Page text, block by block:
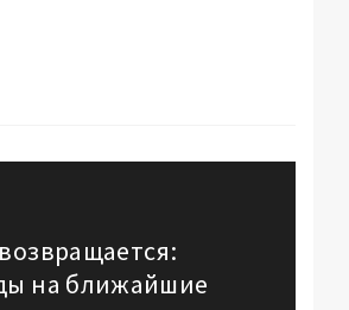
на ближайшие